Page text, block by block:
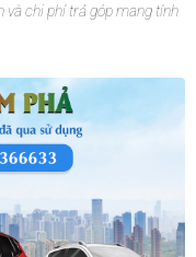
và chi phí trả góp mang tính